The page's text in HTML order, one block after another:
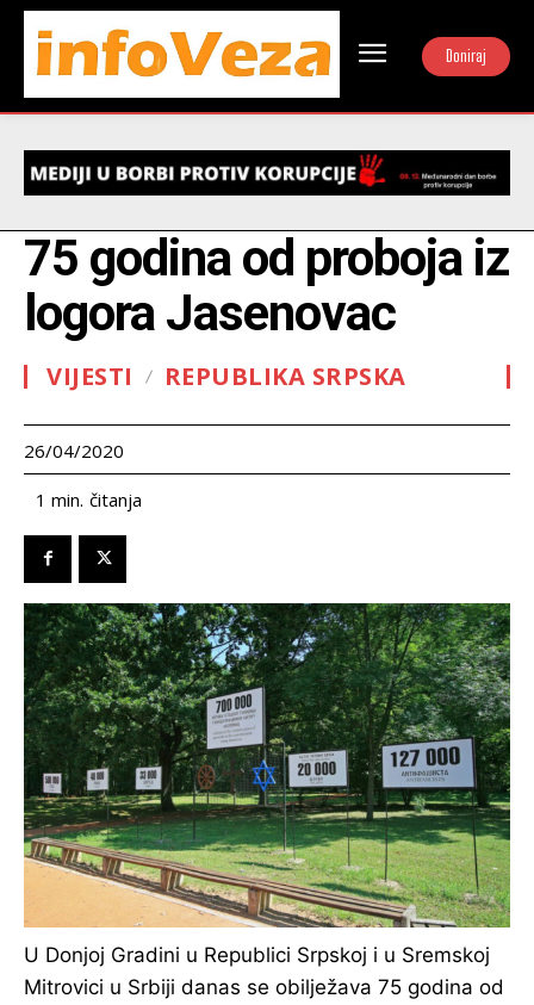
Doniraj
75 godina od proboja iz
logora Jasenovac
VIJESTI REPUBLIKA SRPSKA
26/04/2020
1 min. čitanja
U Donjoj Gradini u Republici Srpskoj i u Sremskoj
Mitrovici u Srbiji danas se obilježava 75 godina od